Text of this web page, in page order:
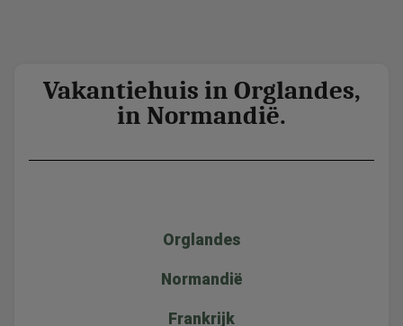
Vakantiehuis in Orglandes,
in Normandië.
Orglandes
Normandië
Frankrijk